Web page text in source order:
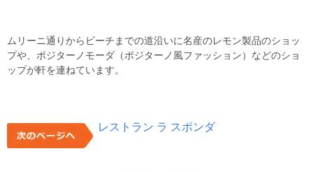
ムリーニ通りからビーチまでの道沿いに名産のレモン製品のショッ
プや、ポジターノモーダ（ポジターノ風ファッション）などのショ
ップが軒を連ねています。
レストラン ラ スポンダ